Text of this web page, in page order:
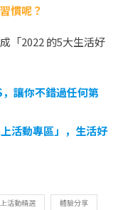
慣呢？
「2022 的5大生活好
，讓你不錯過任何第
活動專區」，生活好
活動精選 體驗分享